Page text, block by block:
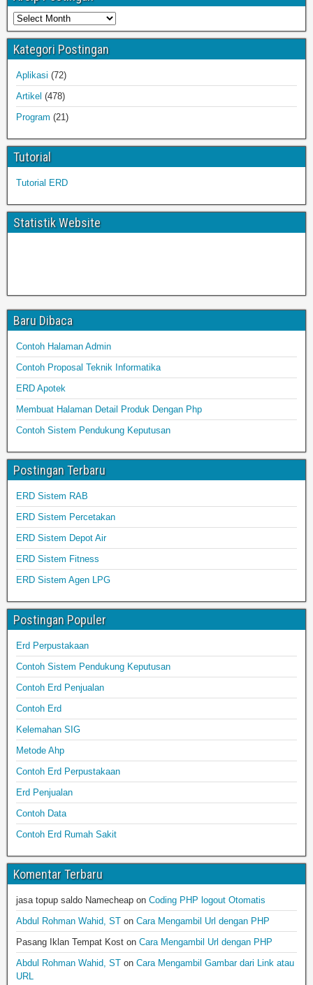
Kategori Postingan
Aplikasi (72)
Artikel (478)
Program (21)
Tutorial
Tutorial ERD
Statistik Website
Baru Dibaca
Contoh Halaman Admin
Contoh Proposal Teknik Informatika
ERD Apotek
Membuat Halaman Detail Produk Dengan Php
Contoh Sistem Pendukung Keputusan
Postingan Terbaru
ERD Sistem RAB
ERD Sistem Percetakan
ERD Sistem Depot Air
ERD Sistem Fitness
ERD Sistem Agen LPG
Postingan Populer
Erd Perpustakaan
Contoh Sistem Pendukung Keputusan
Contoh Erd Penjualan
Contoh Erd
Kelemahan SIG
Metode Ahp
Contoh Erd Perpustakaan
Erd Penjualan
Contoh Data
Contoh Erd Rumah Sakit
Komentar Terbaru
jasa topup saldo Namecheap on Coding PHP logout Otomatis
Abdul Rohman Wahid, ST on Cara Mengambil Url dengan PHP
Pasang Iklan Tempat Kost on Cara Mengambil Url dengan PHP
Abdul Rohman Wahid, ST on Cara Mengambil Gambar dari Link atau
URL